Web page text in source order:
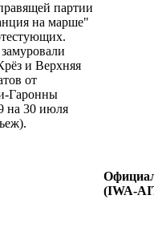
партии
на марше"
и Верхняя
от
Гаронны
на 30 июля
(IWA-